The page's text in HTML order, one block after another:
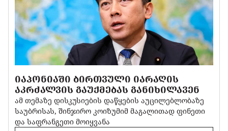
ᲘᲐᲞᲝᲜᲘᲐᲨᲘ ᲑᲘᲠᲗᲕᲣᲚᲘ ᲘᲐᲠᲐᲦᲘᲡ
ᲐᲙᲠᲫᲐᲚᲕᲘᲡ ᲒᲐᲣᲥᲛᲔᲑᲐᲡ ᲒᲐᲜᲘᲮᲘᲚᲐᲕᲔᲜ
ამ თემაზე დისკუსიების დაწყების აუცილებლობაზე
საუბრისას, შინჯირო კოიზუმიმ მაგალითად ფინეთი
და საფრანგეთი მოიყვანა